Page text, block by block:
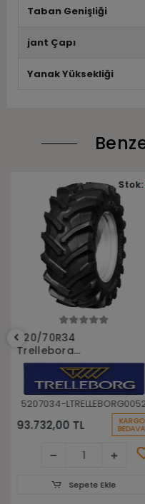
Taban Genişliği
jant Çapı
Yanak Yüksekliği
520/70R34
Trelleborg
148A8(148B) Tm700
Tl Radyal Traktör
Lastiği
5207034-LTRELLEBORG0052
93.732,00 TL KARGO
BEDAVA
Stok:
Sepete Ekle